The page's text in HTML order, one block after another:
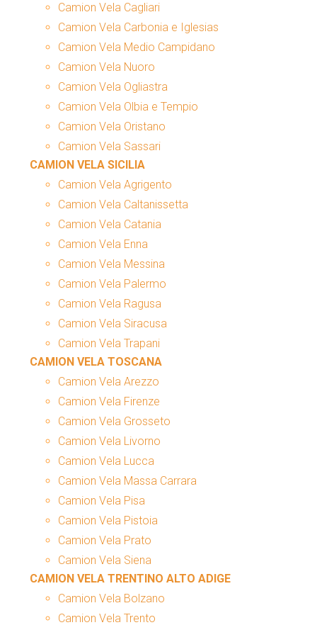
Camion Vela Cagliari
Camion Vela Carbonia e Iglesias
Camion Vela Medio Campidano
Camion Vela Nuoro
Camion Vela Ogliastra
Camion Vela Olbia e Tempio
Camion Vela Oristano
Camion Vela Sassari
CAMION VELA SICILIA
Camion Vela Agrigento
Camion Vela Caltanissetta
Camion Vela Catania
Camion Vela Enna
Camion Vela Messina
Camion Vela Palermo
Camion Vela Ragusa
Camion Vela Siracusa
Camion Vela Trapani
CAMION VELA TOSCANA
Camion Vela Arezzo
Camion Vela Firenze
Camion Vela Grosseto
Camion Vela Livorno
Camion Vela Lucca
Camion Vela Massa Carrara
Camion Vela Pisa
Camion Vela Pistoia
Camion Vela Prato
Camion Vela Siena
CAMION VELA TRENTINO ALTO ADIGE
Camion Vela Bolzano
Camion Vela Trento